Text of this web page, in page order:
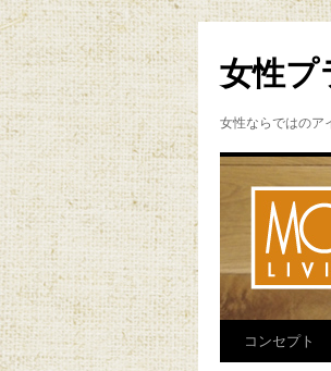
女性プ
女性ならではのア
コンセプト